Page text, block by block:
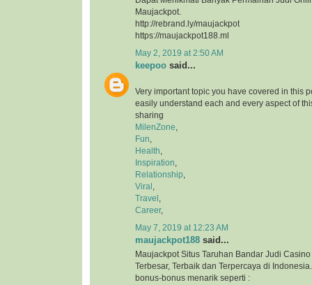
Maujackpot.
http://rebrand.ly/maujackpot
https://maujackpot188.ml
May 2, 2019 at 2:50 AM
keepoo said...
Very important topic you have covered in this
easily understand each and every aspect of
sharing
MilenZone
Fun
Health
Inspiration
Relationship
Viral
Travel
Career,
May 7, 2019 at 12:23 AM
maujackpot188 said...
Maujackpot Situs Taruhan Bandar Judi
Terbesar, Terbaik dan Terpercaya di
bonus-bonus menarik seperti :